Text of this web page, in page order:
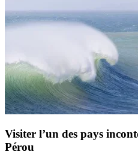
Visiter l’un des pays
Pérou